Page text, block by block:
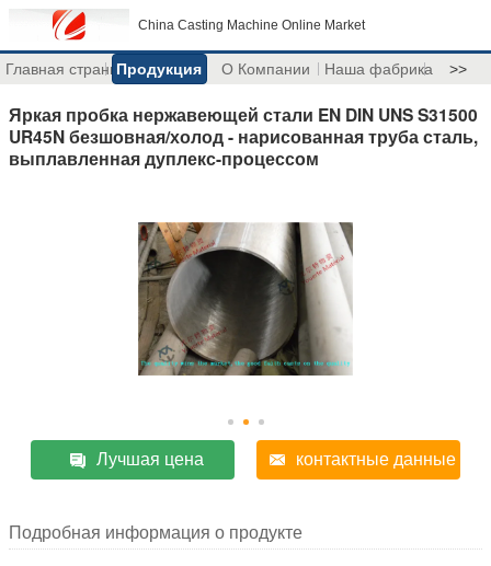
China Casting Machine Online Market
Главная страницаПродукция О Компании Наша фабрика >>
Яркая пробка нержавеющей стали EN DIN UNS S31500
UR45N безшовная/холод - нарисованная труба сталь,
выплавленная дуплекс-процессом
Лучшая цена контактные данные
Подробная информация о продукте